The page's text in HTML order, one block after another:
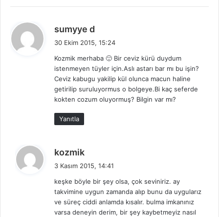
sumyye d
i
k
30 Ekim 2015, 15:24
Kozmik merhaba 🙂 Bir ceviz kürü duydum
istenmeyen tüyler için.Aslı astarı bar mı bu işin?
Ceviz kabugu yakilip kül olunca macun haline
getirilip suruluyormus o bolgeye.Bi kaç seferde
kokten cozum oluyormuş? Bilgin var mı?
Yanıtla
kozmik
i
k
i
3 Kasım 2015, 14:41
keşke böyle bir şey olsa, çok seviniriz. ay
takvimine uygun zamanda alıp bunu da uygularız
ve süreç ciddi anlamda kısalır. bulma imkanınız
varsa deneyin derim, bir şey kaybetmeyiz nasıl